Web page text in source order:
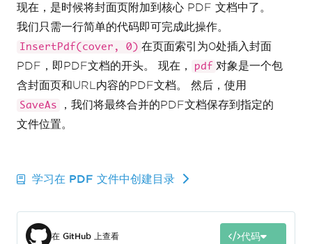
现在，是时候将封面页附加到核心 PDF 文档中了。
我们只需一行简单的代码即可完成此操作。
InsertPdf(cover, 0) 在页面索引为0处插入封面
PDF，即PDF文档的开头。 现在，
pdf 对象是一个包
含封面页和URL内容的PDF文档。 然后，使用
SaveAs
，我们将最终合并的PDF文档保存到指定的
文件位置。
学习在 PDF 文件中创建目录
在 GitHub 上查看 代码